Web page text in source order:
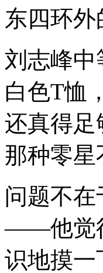
东四环
刘志峰中
白色T恤
还真得
那种零
问题不在
——他觉
识地摸一